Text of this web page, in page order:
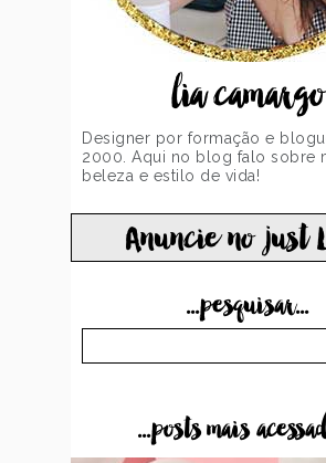
lia camargo
Designer por formação e
2000. Aqui no blog falo sobre
beleza e estilo de vida!
Anuncie no just
...pesquisar...
...posts mais